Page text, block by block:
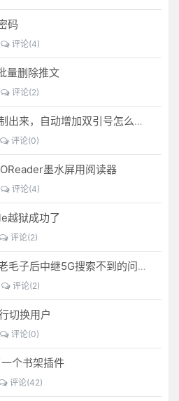
码
评论(4)
量删除推文
评论(2)
EXCEL表格复制出来，自动增加双引号怎么解决？
评论(0)
墨水屏用阅读器
评论(4)
越狱成功了
评论(2)
k2刷Padavan老毛子后中继5G搜索不到的问题解决
评论(2)
切换用户
评论(0)
个书架插件
评论(42)